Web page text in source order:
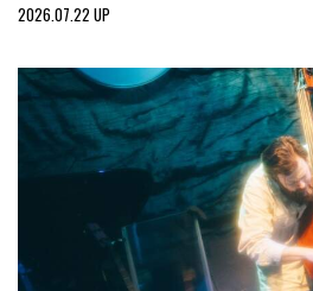
2026.07.22 UP